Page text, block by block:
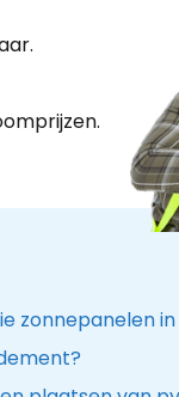
zonnepanelen